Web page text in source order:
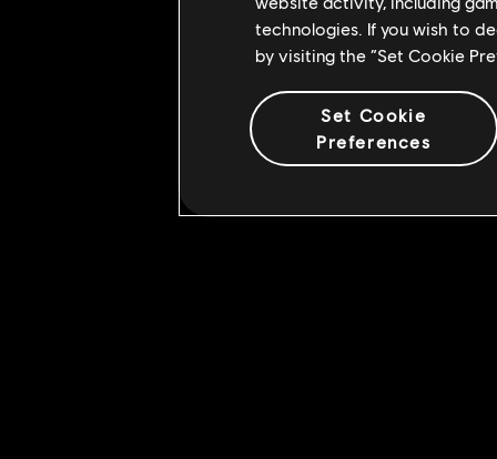
technologies. If you wish to
by visiting the “Set Cookie
Set Cookie
Preferences